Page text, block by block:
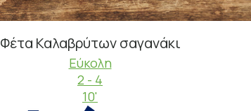
Φέτα Καλαβρύτων σαγανάκι
Εύκολη
2 - 4
10'